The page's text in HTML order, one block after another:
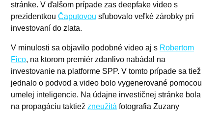
stránke. V ďalšom prípade zas deepfake video s
prezidentkou Čaputovou sľubovalo veľké zárobky pri
investovaní do zlata.
V minulosti sa objavilo podobné video aj s Robertom
Fico, na ktorom premiér zdanlivo nabádal na
investovanie na platforme SPP. V tomto prípade sa tiež
jednalo o podvod a video bolo vygenerované pomocou
umelej inteligencie. Na údajne investičnej stránke bola
na propagáciu taktiež zneužitá fotografia Zuzany